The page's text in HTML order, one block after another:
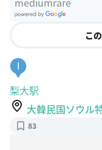
こ
I
梨大駅
大韓民国ソウル
83